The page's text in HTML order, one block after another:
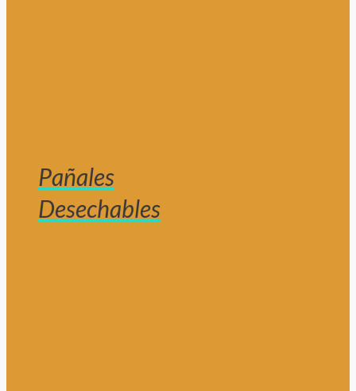
Pañales
Desechables